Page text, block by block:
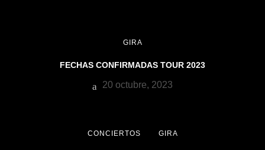
GIRA
FECHAS CONFIRMADAS TOUR 2023
20 octubre, 2023
CONCIERTOS GIRA